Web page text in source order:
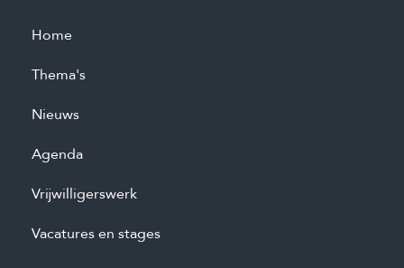
Home
Thema's
Nieuws
Agenda
Vrijwilligerswerk
Vacatures en stages